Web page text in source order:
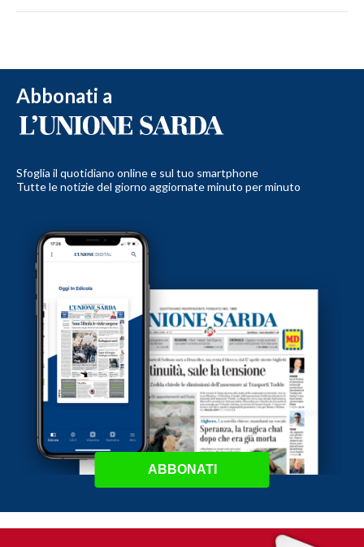
Abbonati a
Sfoglia il quotidiano online e sul tuo smartphone
Tutte le notizie del giorno aggiornate minuto per minuto
ABBONATI